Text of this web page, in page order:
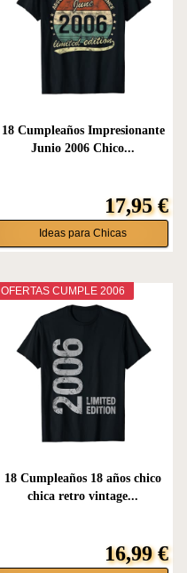
18 Cumpleaños Impresionante
Junio 2006 Chico...
17,95 €
Ideas para Chicas
OFERTAS CUMPLE 2006
18 Cumpleaños 18 años chico
chica retro vintage...
16,99 €